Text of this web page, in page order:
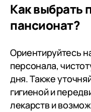
вернулся
вообще сгинул.
животные.
«забота».
что к старикам
администратор
добра и
качество личности -
Как выбрать
пансионат?
Ориентируйтесь
персонала,
дня. Также
гигиеной и
лекарств и